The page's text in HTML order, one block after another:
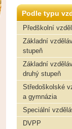
Podle typu
Předškolní
Základní
stupeň
Základní
druhý stupeň
Středoškolské
a gymnázia
Speciální
DVPP